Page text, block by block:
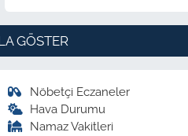
GÖSTER
Nöbetçi Eczaneler
Hava Durumu
Namaz Vakitleri